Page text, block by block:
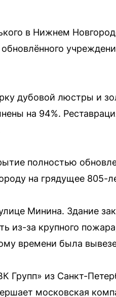
в Нижнем
дубовой люстры и
на 94%.
полностью
на грядущее 805-
Минина. Здание
из-за крупного
времени была
Групп» из Санкт-
московская